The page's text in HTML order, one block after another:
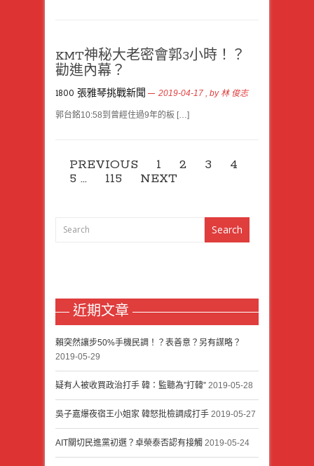
KMT神秘大老密會郭3小時！？
勸進內幕？
1800 張雅琴挑戰新聞 2019-04-17 , by 林 俊志
郭台銘10:58到曾經住過9年的板 […]
PREVIOUS 1 2 3
4
5 … 115 NEXT
近期文章
賴突然讓步50%手機民調！？表善意？另有謀略？
2019-05-29
疑有人被收買政治打手 韓：監聽為”打韓” 2019-05-28
吳子嘉爆夜宿王小姐家 韓怒批檢調成打手 2019-05-27
AIT關切民進黨初選？卓榮泰否認有接觸 2019-05-24